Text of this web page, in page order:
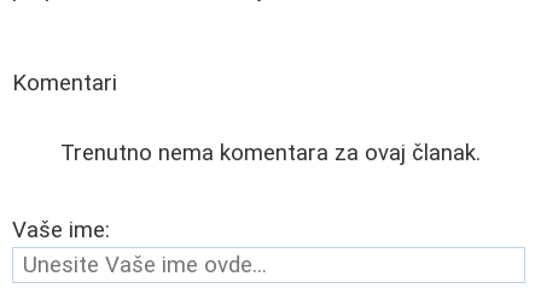
Komentari
Trenutno nema komentara za ovaj članak.
Vaše ime: